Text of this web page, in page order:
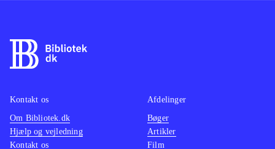
Kontakt os
Om Bibliotek.dk
Hjælp og vejledning
Kontakt os
Afdelinger
Bøger
Artikler
Film